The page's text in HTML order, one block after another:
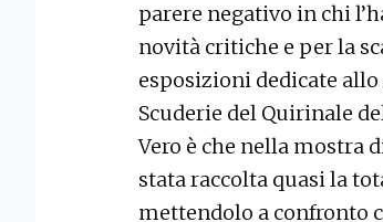
parere negativo in chi
novità critiche e per la
esposizioni dedicate
Scuderie del Quirinale
Vero è che nella mostra
stata raccolta quasi la
mettendolo a confronto